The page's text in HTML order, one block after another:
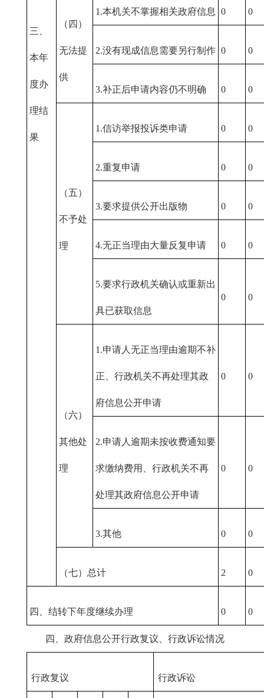
三、
本年
度办
理结
果
（四）
无法提
供
1.本机关不掌握相关政府信息 0 0
2.没有现成信息需要另行制作 0 0
3.补正后申请内容仍不明确 0 0
（五）
不予处
理
1.信访举报投诉类申请 0 0
2.重复申请 0 0
3.要求提供公开出版物 0 0
4.无正当理由大量反复申请 0 0
5.要求行政机关确认或重新出
具已获取信息
0 0
（六）
其他处
理
1.申请人无正当理由逾期不补
正、行政机关不再处理其政
府信息公开申请
0 0
2.申请人逾期未按收费通知要
求缴纳费用、行政机关不再
处理其政府信息公开申请
0 0
3.其他 0 0
（七）总计 2 0
四、结转下年度继续办理 0 0
四、政府信息公开行政复议、行政诉讼情况
行政复议 行政诉讼